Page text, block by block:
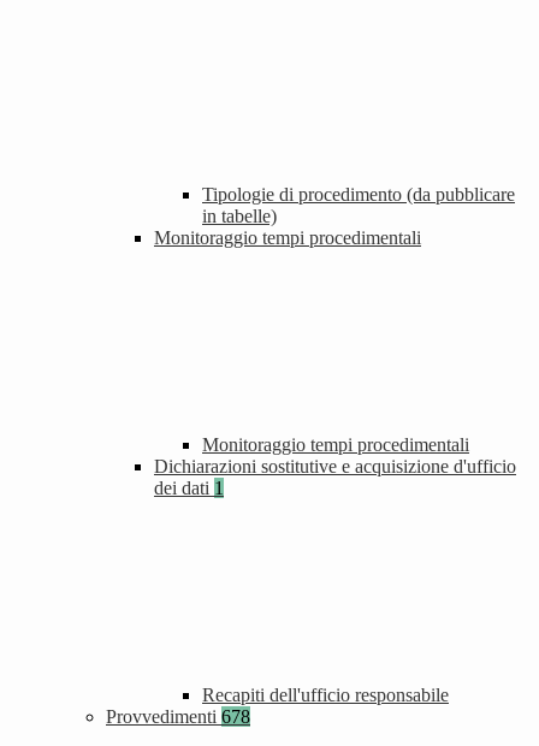
Tipologie di procedimento (da pubblicare
in tabelle)
Monitoraggio tempi procedimentali
Monitoraggio tempi procedimentali
Dichiarazioni sostitutive e acquisizione d'ufficio
dei dati 1
Recapiti dell'ufficio responsabile
Provvedimenti 678